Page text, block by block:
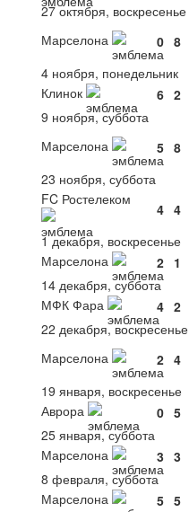
27 октября, воскресенье
Марселона
0 8
4 ноября, понедельник
Клинок
6 2
9 ноября, суббота
Марселона
5 8
23 ноября, суббота
FC Ростелеком
4 4
1 декабря, воскресенье
Марселона
2 1
14 декабря, суббота
МФК Фара
4 2
22 декабря, воскресенье
Марселона
2 4
19 января, воскресенье
Аврора
0 5
25 января, суббота
Марселона
3 3
8 февраля, суббота
Марселона
5 5